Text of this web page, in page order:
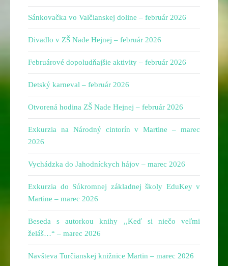
Sánkovačka vo Valčianskej doline – február 2026
Divadlo v ZŠ Nade Hejnej – február 2026
Februárové dopoludňajšie aktivity – február 2026
Detský karneval – február 2026
Otvorená hodina ZŠ Nade Hejnej – február 2026
Exkurzia na Národný cintorín v Martine – marec
2026
Vychádzka do Jahodníckych hájov – marec 2026
Exkurzia do Súkromnej základnej školy EduKey v
Martine – marec 2026
Beseda s autorkou knihy ,,Keď si niečo veľmi
želáš…“ – marec 2026
Navšteva Turčianskej knižnice Martin – marec 2026